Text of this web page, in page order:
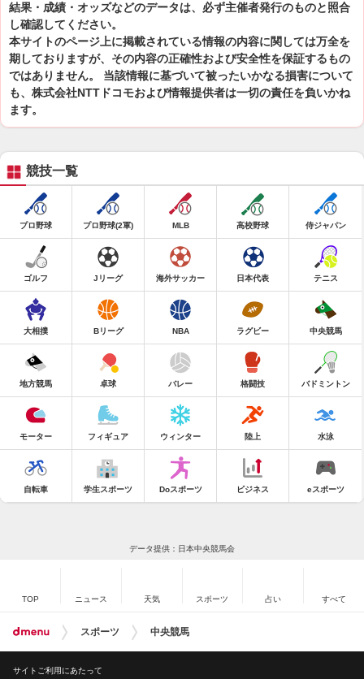
結果・成績・オッズなどのデータは、必ず主催者発行のものと照合
し確認してください。
本サイトのページ上に掲載されている情報の内容に関しては万全を
期しておりますが、その内容の正確性および安全性を保証するもの
ではありません。 当該情報に基づいて被ったいかなる損害について
も、株式会社NTTドコモおよび情報提供者は一切の責任を負いかね
ます。
競技一覧
プロ野球 プロ野球(2軍) MLB 高校野球 侍ジャパン
ゴルフ Jリーグ 海外サッカー 日本代表 テニス
大相撲 Bリーグ NBA ラグビー 中央競馬
地方競馬 卓球 バレー 格闘技 バドミントン
モーター フィギュア ウィンター 陸上 水泳
自転車 学生スポーツ Doスポーツ ビジネス eスポーツ
データ提供：日本中央競馬会
TOP ニュース 天気 スポーツ 占い すべて
スポーツ 中央競馬
サイトご利用にあたって